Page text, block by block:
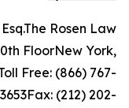
Rosen Law
FloorNew York,
Free: (866) 767-
3653Fax: (212) 202-